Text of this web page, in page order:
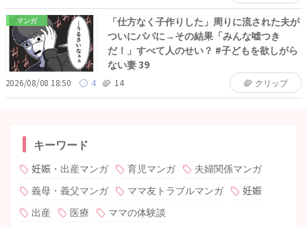
マンガ
「仕方なく子作りした」周りに流された夫が
ついにパパに→その結果「みんな嘘つき
だ！」すべて人のせい？ #子どもを欲しがら
ない妻 39
2026/08/08 18:50 4 14 クリップ
キーワード
妊娠・出産マンガ 育児マンガ
夫婦関係マンガ
義母・義父マンガ
ママ友トラブルマンガ
妊娠
出産
医療 ママの体験談